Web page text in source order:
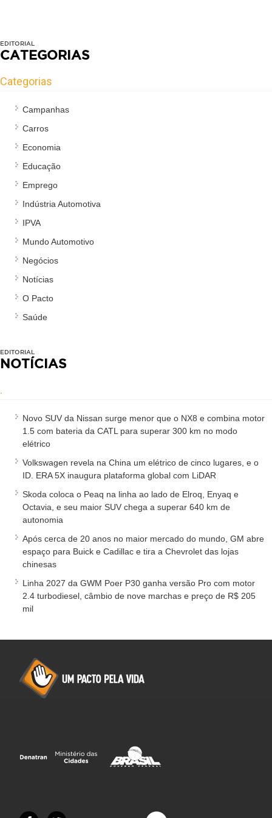
EDITORIAL
CATEGORIAS
Categorias
Campanhas
Carros
Economia
Educação
Emprego
Indústria Automotiva
IPVA
Mundo Automotivo
Negócios
Notícias
O Pacto
Saúde
EDITORIAL
NOTÍCIAS
.
Novo SUV da Nissan surge menor que o NX8 e combina motor
1.5 com bateria da CATL para superar 300 km no modo
elétrico
Volkswagen revela na China um elétrico de cinco lugares, e o
ID. ERA 5X inaugura plataforma global com LiDAR
Skoda coloca o Peaq na linha ao lado de Elroq, Enyaq e
Octavia, e seu maior SUV chega a superar 640 km de
autonomia
Após cerca de 20 anos no maior mercado do mundo, GM abre
espaço para Buick e Cadillac e tira a Chevrolet das lojas
chinesas
Linha 2027 da GWM Poer P30 ganha versão Pro com motor
2.4 turbodiesel, câmbio de nove marchas e preço de R$ 205
mil